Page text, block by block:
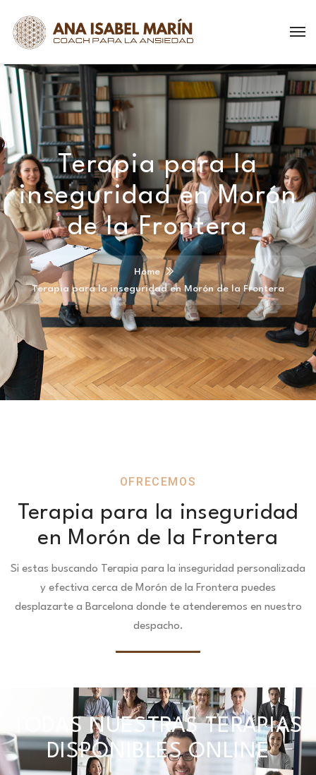
Terapia para la
inseguridad en Morón
de la Frontera
Home
Terapia para la inseguridad en Morón de la Frontera
OFRECEMOS
Terapia para la inseguridad
en Morón de la Frontera
Si estas buscando Terapia para la inseguridad personalizada
y efectiva cerca de Morón de la Frontera puedes
desplazarte a Barcelona donde te atenderemos en nuestro
despacho.
TODAS NUESTRAS TERAPIAS
DISPONIBLES ONLINE